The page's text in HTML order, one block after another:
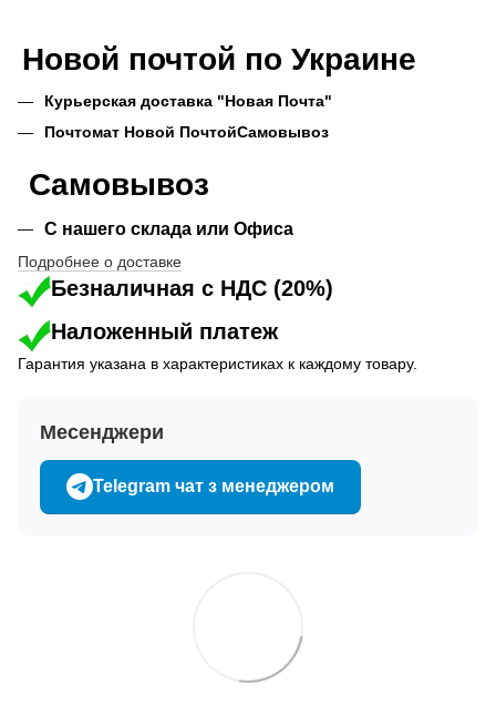
Новой почтой по Украине
Курьерская доставка "Новая Почта"
Почтомат Новой ПочтойСамовывоз
Самовывоз
С нашего склада или Офиса
Подробнее о доставке
Безналичная с НДС (20%)
Наложенный платеж
Гарантия указана в характеристиках к каждому товару.
Месенджери
Telegram чат з менеджером